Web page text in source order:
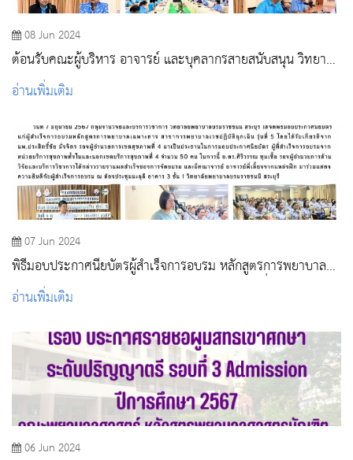
08 Jun 2024
ต้อนรับคณะผู้บริหาร อาจารย์ และบุคลากรสายสนับสนุน วิทยาลัย
พยาบาลพระจอมเกล้า จังหวัดเพชรบุรี ประชุมศึกษาดูงานและ
แลกเปลี่ยนเรียนรู้ในโครงการพัฒนาบุคลากรเพื่อการปฏิบัติงาน
อ่านเพิ่มเติม
07 Jun 2024
พิธีมอบประกาศนียบัตรผู้สำเร็จการอบรม หลักสูตรการพยาบาล
อ่านเพิ่มเติม
06 Jun 2024